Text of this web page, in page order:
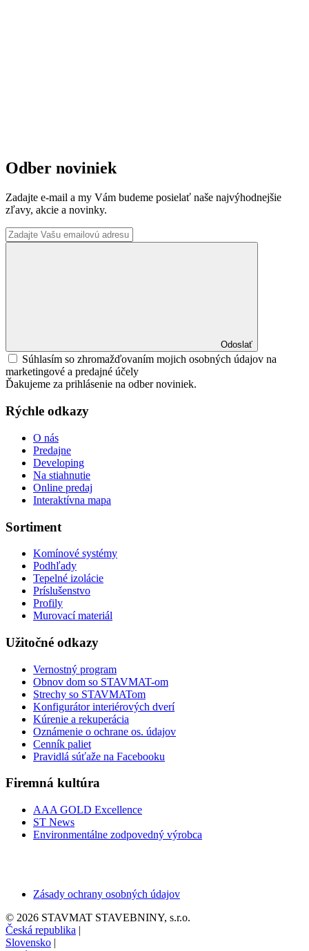
Odber noviniek
Zadajte e-mail a my Vám budeme posielať naše najvýhodnejšie
zľavy, akcie a novinky.
Odoslať
Súhlasím so zhromažďovaním mojich osobných údajov na
marketingové a predajné účely
Ďakujeme za prihlásenie na odber noviniek.
Rýchle odkazy
O nás
Predajne
Developing
Na stiahnutie
Online predaj
Interaktívna mapa
Sortiment
Komínové systémy
Podhľady
Tepelné izolácie
Príslušenstvo
Profily
Murovací materiál
Užitočné odkazy
Vernostný program
Obnov dom so STAVMAT-om
Strechy so STAVMATom
Konfigurátor interiérových dverí
Kúrenie a rekuperácia
Oznámenie o ochrane os. údajov
Cenník paliet
Pravidlá súťaže na Facebooku
Firemná kultúra
AAA GOLD Excellence
ST News
Environmentálne zodpovedný výrobca
Zásady ochrany osobných údajov
© 2026 STAVMAT STAVEBNINY, s.r.o.
Česká republika |
Slovensko |